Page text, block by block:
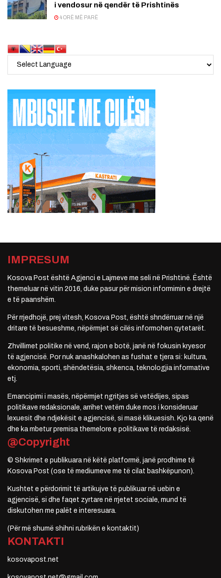
i vendosur në qendër të Prishtinës
4 ORË MË PARË
IMPRESUM
Kosova Post është Agjenci e Lajmeve me seli në Prishtinë. Është
themeluar në vitin 2016, duke pasur për mision informimin e drejtë
e të paanshëm.
Për rrjedhojë, prej vitesh, Kosova Post, është shndërruar në një
dritare të besueshme, nëpërmjet së cilës informohen qytetarët.
Zhvillimet politike në vend, rajon e botë, janë në fokusin kryesor
të agjencisë. Por nuk anashkalohen as fushat e tjera si: kultura,
ekonomia, sporti, shëndetësia, shkenca, teknologjia informative
etj.
Emancipimi i masës, nëpërmjet ngritjes së vetëdijes, sipas
politikave redaksionale, arrihet vetëm duke mos i konsideruar
lexuesit dhe ndjekësit e agjencisë, si masë klikuesish. Kjo ka qenë
dhe ka mbetur premisa themelore e politikave të redaksisë.
@Copyright
© Shkrimet e publikuara në këtë platformë, janë prodhime të
Kosova Post (ose të mediumeve me të cilat bashkëpunon).
Kushtet e përdorimit të artikujve të publikuar në uebin e
agjencisë, si dhe faqet zyrtare në rrjetet sociale, mund të
diskutohen me palët e interesuara.
(Për më shumë shihni rubrikën e kontaktit)
KONTAKTI
kosovapost.net